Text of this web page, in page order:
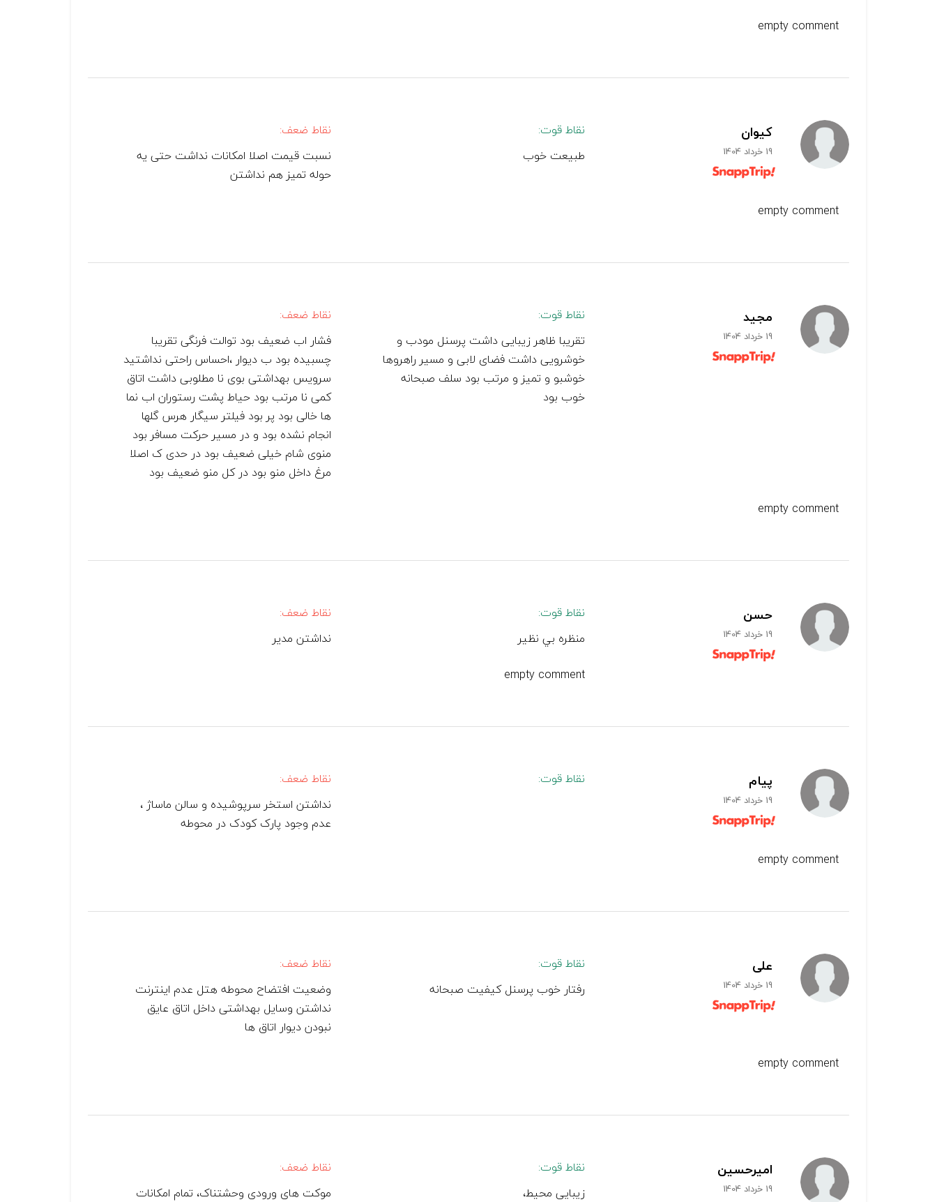
empty comment
کیوان
19 خرداد 1404
نقاط قوت:
طبیعت خوب
نقاط ضعف:
نسبت قیمت اصلا امکانات نداشت حتی یه
حوله تمیز هم نداشتن
empty comment
مجید
19 خرداد 1404
نقاط قوت:
تقریبا ظاهر زیبایی داشت پرسنل مودب و
خوشرویی داشت فضای لابی و مسیر راهروها
خوشبو و تمیز و مرتب بود سلف صبحانه
خوب بود
نقاط ضعف:
فشار اب ضعیف بود توالت فرنگی تقریبا
چسبیده بود ب دیوار ،احساس راحتی نداشتید
سرویس بهداشتی بوی نا مطلوبی داشت اتاق
کمی نا مرتب بود حیاط پشت رستوران اب نما
ها خالی بود پر بود فیلتر سیگار هرس گلها
انجام نشده بود و در مسیر حرکت مسافر بود
منوی شام خیلی ضعیف بود در حدی ک اصلا
مرغ داخل منو بود در کل منو ضعیف بود
empty comment
حسن
19 خرداد 1404
نقاط قوت:
منظره بي نظير
نقاط ضعف:
نداشتن مدير
empty comment
پيام
19 خرداد 1404
نقاط قوت:
نقاط ضعف:
نداشتن استخر سرپوشیده و سالن ماساژ ،
عدم وجود پارک کودک در محوطه
empty comment
علی
19 خرداد 1404
نقاط قوت:
رفتار خوب پرسنل کیفیت صبحانه
نقاط ضعف:
وضعیت افتضاح محوطه هتل عدم اینترنت
نداشتن وسایل بهداشتی داخل اتاق عایق
نبودن دیوار اتاق ها
empty comment
امیرحسین
19 خرداد 1404
نقاط قوت:
زیبایی محیط،
نقاط ضعف:
موکت های ورودی وحشتناک، تمام امکانات